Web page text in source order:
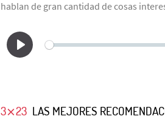
hablan de gran cantidad de cosas
3⨯23 LAS MEJORES